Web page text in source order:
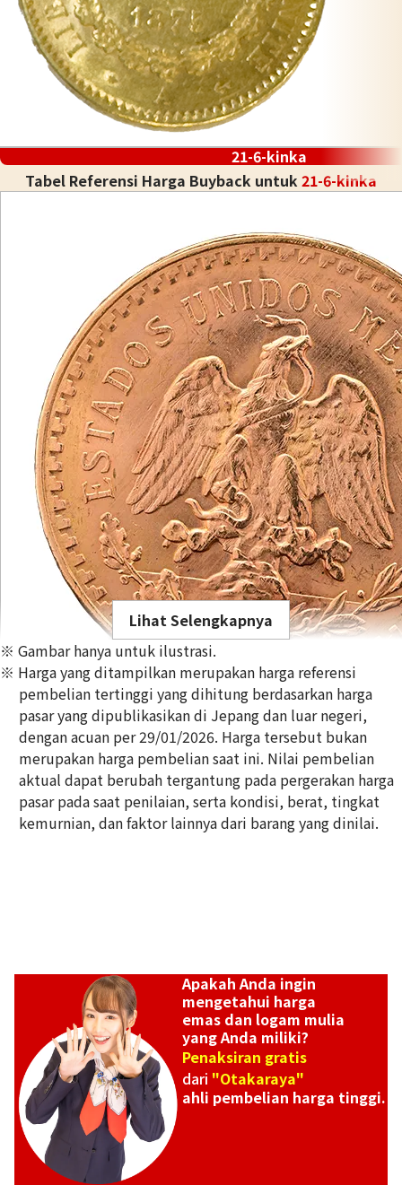
21-6-kinka
Tabel Referensi Harga Buyback untuk21-6-kinka
21K gold (K21) Mexico 50 peso gold coin
1,6g
Referensi Harga Buyback
Rp 4.243.155
Lihat Selengkapnya
※ Gambar hanya untuk ilustrasi.
※ Harga yang ditampilkan merupakan harga referensi
pembelian tertinggi yang dihitung berdasarkan harga
pasar yang dipublikasikan di Jepang dan luar negeri,
dengan acuan per 29/01/2026. Harga tersebut bukan
merupakan harga pembelian saat ini. Nilai pembelian
aktual dapat berubah tergantung pada pergerakan harga
pasar pada saat penilaian, serta kondisi, berat, tingkat
kemurnian, dan faktor lainnya dari barang yang dinilai.
Apakah Anda ingin
mengetahui harga
emas dan logam mulia
yang Anda miliki?
Penaksiran gratis
dari "Otakaraya"
ahli pembelian harga tinggi.